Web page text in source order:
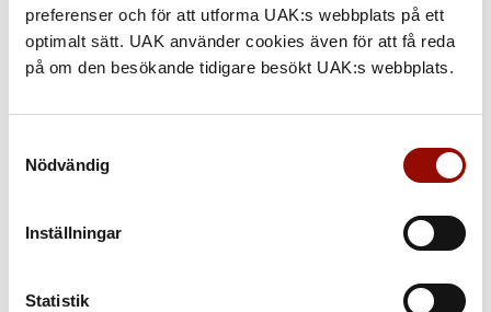
preferenser och för att utforma UAK:s webbplats på ett
optimalt sätt. UAK använder cookies även för att få reda
på om den besökande tidigare besökt UAK:s webbplats.
Nödvändig
Inställningar
Statistik
150.000 - 200.000 SEK